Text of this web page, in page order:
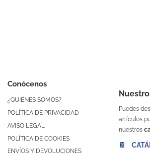
Conócenos
¿QUIÉNES SOMOS?
POLÍTICA DE PRIVACIDAD
AVISO LEGAL
POLÍTICA DE COOKIES
ENVÍOS Y DEVOLUCIONES
Puedes
artículos
nuestros
📔